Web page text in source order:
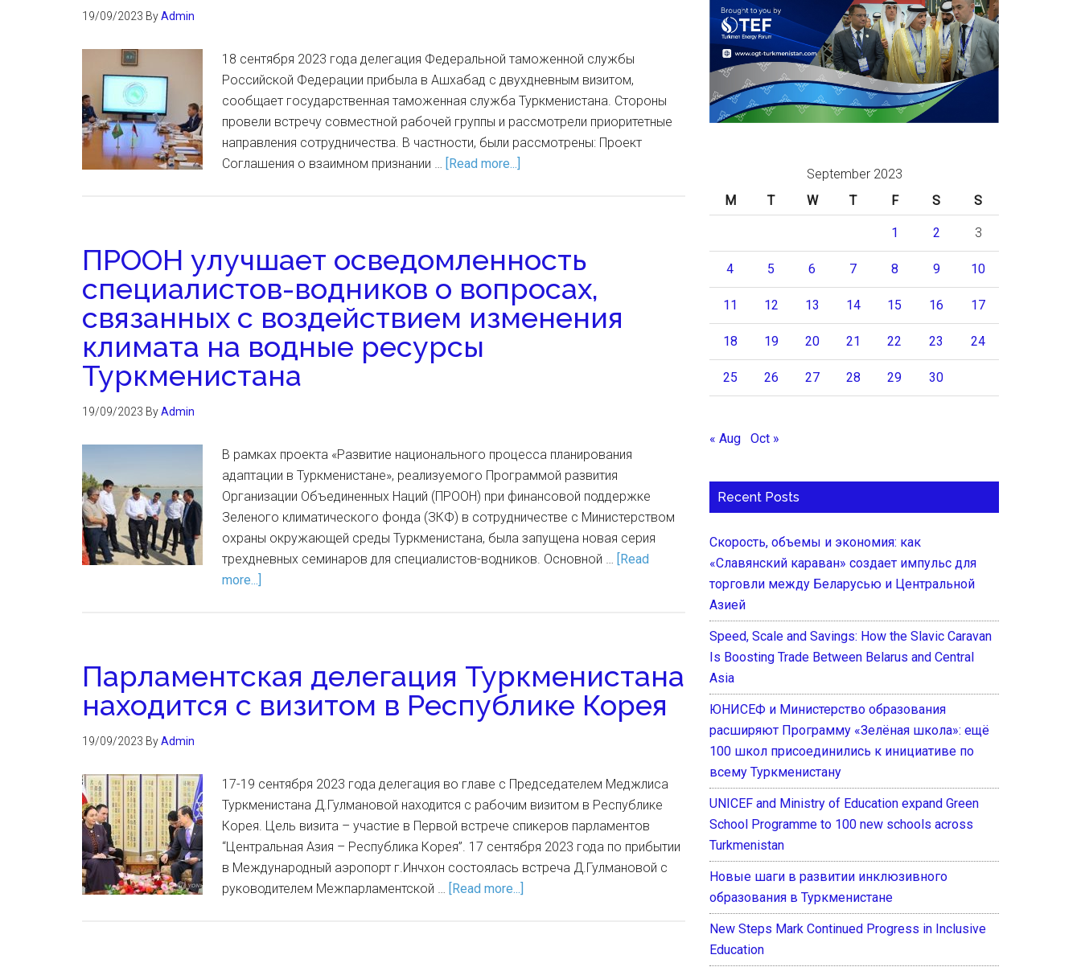
19/09/2023 ByAdmin
18 сентября 2023 года делегация Федеральной таможенной службы
Российской Федерации прибыла в Ашхабад с двухдневным визитом,
сообщает государственная таможенная служба Туркменистана. Стороны
провели встречу совместной рабочей группы и рассмотрели приоритетные
направления сотрудничества. В частности, были рассмотрены: Проект
Соглашения о взаимном признании … [Read more...]
ПРООН улучшает осведомленность
специалистов-водников о вопросах,
связанных с воздействием изменения
климата на водные ресурсы
Туркменистана
19/09/2023 ByAdmin
В рамках проекта «Развитие национального процесса планирования
адаптации в Туркменистане», реализуемого Программой развития
Организации Объединенных Наций (ПРООН) при финансовой поддержке
Зеленого климатического фонда (ЗКФ) в сотрудничестве с Министерством
охраны окружающей среды Туркменистана, была запущена новая серия
трехдневных семинаров для специалистов-водников. Основной … [Read
more...]
Парламентская делегация Туркменистана
находится с визитом в Республике Корея
19/09/2023 ByAdmin
17-19 сентября 2023 года делегация во главе с Председателем Меджлиса
Туркменистана Д.Гулмановой находится с рабочим визитом в Республике
Корея. Цель визита – участие в Первой встрече спикеров парламентов
“Центральная Азия – Республика Корея”. 17 сентября 2023 года по прибытии
в Международный аэропорт г.Инчхон состоялась встреча Д.Гулмановой с
руководителем Межпарламентской … [Read more...]
September 2023
M
T W T F S S
1 2 3
4 5 6 7 8 9 10
11 12 13 14 15 16 17
18 19 20 21 22 23 24
25 26 27 28 29 30
« Aug Oct »
Recent Posts
Скорость, объемы и экономия: как
«Славянский караван» создает импульс для
торговли между Беларусью и Центральной
Азией
Speed, Scale and Savings: How the Slavic Caravan
Is Boosting Trade Between Belarus and Central
Asia
ЮНИСЕФ и Министерство образования
расширяют Программу «Зелёная школа»: ещё
100 школ присоединились к инициативе по
всему Туркменистану
UNICEF and Ministry of Education expand Green
School Programme to 100 new schools across
Turkmenistan
Новые шаги в развитии инклюзивного
образования в Туркменистане
New Steps Mark Continued Progress in Inclusive
Education